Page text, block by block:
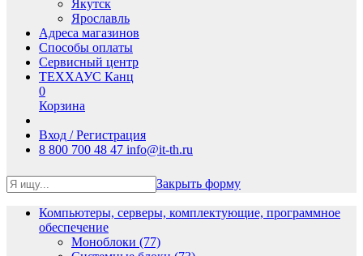
Якутск
Ярославль
Адреса магазинов
Способы оплаты
Сервисный центр
ТЕХХАУС Канц
0
Корзина
Вход / Регистрация
8 800 700 48 47 info@it-th.ru
Закрыть форму
Компьютеры, серверы, комплектующие, программное
обеспечение
Моноблоки (77)